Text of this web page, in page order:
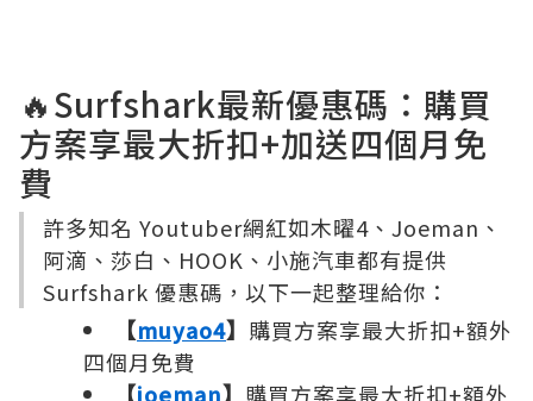
🔥Surfshark最新優惠碼：購買
方案享最大折扣+加送四個月免
費
許多知名 Youtuber網紅如木曜4、Joeman、
阿滴、莎白、HOOK、小施汽車都有提供
Surfshark 優惠碼，以下一起整理給你：
【muyao4】 購買方案享最大折扣+額外
四個月免費
【joeman】 購買方案享最大折扣+額外